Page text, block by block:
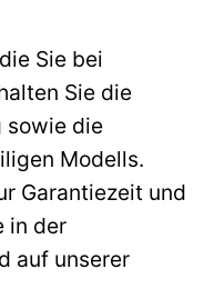
Sie bei
Sie die
sowie die
Modells.
Garantiezeit und
in der
auf unserer